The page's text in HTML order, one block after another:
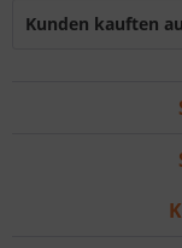
Kunden kauften